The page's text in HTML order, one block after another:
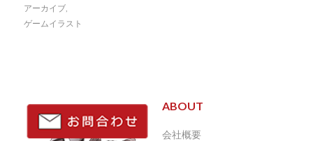
アーカイブ,
ゲームイラスト
ABOUT
会社概要